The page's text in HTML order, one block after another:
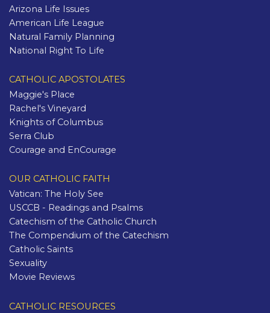
Arizona Life Issues
American Life League
Natural Family Planning
National Right To Life
CATHOLIC APOSTOLATES
Maggie's Place
Rachel's Vineyard
Knights of Columbus
Serra Club
Courage and EnCourage
OUR CATHOLIC FAITH
Vatican: The Holy See
USCCB - Readings and Psalms
Catechism of the Catholic Church
The Compendium of the Catechism
Catholic Saints
Sexuality
Movie Reviews
CATHOLIC RESOURCES